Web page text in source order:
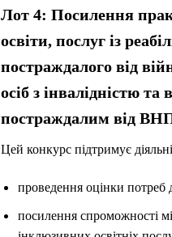
Лот 4: Посилення
освіти, послуг із
постраждалого від
осіб з інвалідністю
постраждалим від
Цей конкурс підтримує
проведення оцінки потреб
посилення спроможності